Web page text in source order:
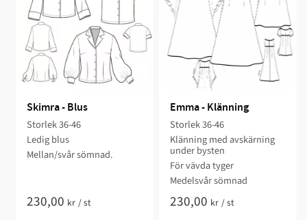
Skimra - Blus
Storlek 36-46​
Ledig blus​​
Mellan/svår sömnad.​
230,00 kr /st
Emma - Klänning
Storlek 36-46
Klänning med avskärning
under bysten​​​
För vävda tyger​
​Medelsvår sömnad
230,00 kr /st